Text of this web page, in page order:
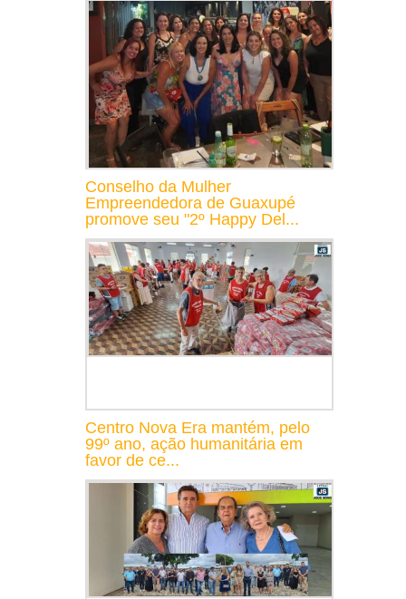
Conselho da Mulher
Empreendedora de Guaxupé
promove seu "2º Happy Del...
Centro Nova Era mantém, pelo
99º ano, ação humanitária em
favor de ce...